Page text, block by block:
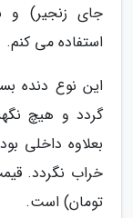
استفاده می کنم.
این نوع دنده
گردد و هیچ
بعلاوه داخلی
تومان) است.